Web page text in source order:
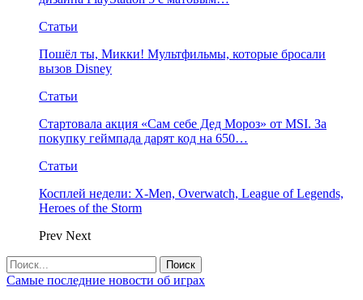
Статьи
Пошёл ты, Микки! Мультфильмы, которые бросали
вызов Disney
Статьи
Стартовала акция «Сам себе Дед Мороз» от MSI. За
покупку геймпада дарят код на 650…
Статьи
Косплей недели: X-Men, Overwatch, League of Legends,
Heroes of the Storm
Prev Next
Самые последние новости об играх